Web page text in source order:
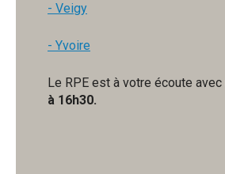
- Veigy
- Yvoire
Le RPE est à votre écoute avec
à 16h30.